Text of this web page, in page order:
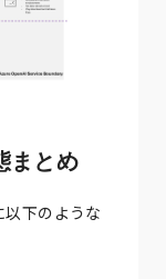
まとめ
下のような